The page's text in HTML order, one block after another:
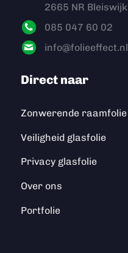
2665 NR Bleiswijk
085 047 60 02
info@folieeffect.nl
Direct naar
Zonwerende raamfolie
Veiligheid glasfolie
Privacy glasfolie
Over ons
Portfolie